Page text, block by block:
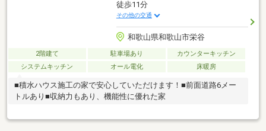
徒歩11分
その他の交通
和歌山県和歌山市栄谷
2階建て 駐車場あり
カウンターキッチン
システムキッチン
オール電化 床暖房
■積水ハウス施工の家で安心していただけます！■前面道路6メー
トルあり■収納力もあり、機能性に優れた家